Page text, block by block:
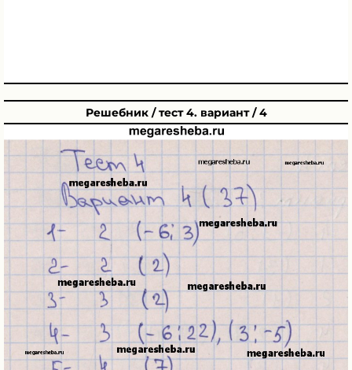
Решебник / тест 4. вариант / 4